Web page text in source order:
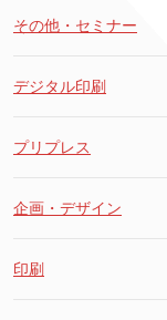
その他・セミナー
デジタル印刷
プリプレス
企画・デザイン
印刷